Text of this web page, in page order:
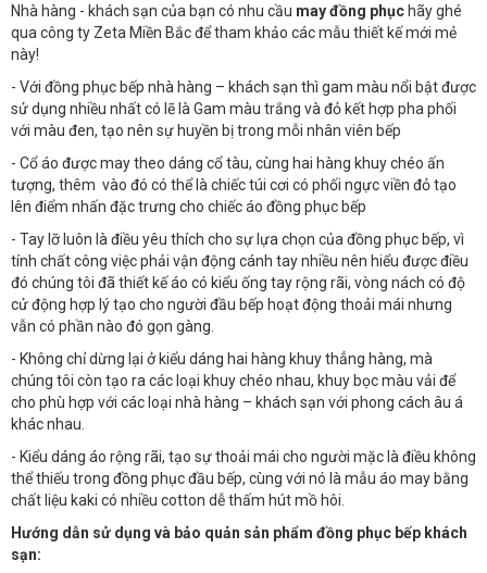
Nhà hàng - khách sạn của bạn có nhu cầu may đồng phục hãy ghé
qua công ty Zeta Miền Bắc để tham khảo các mẫu thiết kế mới mẻ
này!
- Với đồng phục bếp nhà hàng – khách sạn thì gam màu nổi bật được
sử dụng nhiều nhất có lẽ là Gam màu trắng và đỏ kết hợp pha phối
với màu đen, tạo nên sự huyền bị trong mỗi nhân viên bếp
- Cổ áo được may theo dáng cổ tàu, cùng hai hàng khuy chéo ấn
tượng, thêm vào đó có thể là chiếc túi cơi có phối ngực viền đỏ tạo
lên điểm nhấn đặc trưng cho chiếc áo đồng phục bếp
- Tay lỡ luôn là điều yêu thích cho sự lựa chọn của đồng phục bếp, vì
tính chất công việc phải vận động cánh tay nhiều nên hiểu được điều
đó chúng tôi đã thiết kế áo có kiểu ống tay rộng rãi, vòng nách có độ
cử động hợp lý tạo cho người đầu bếp hoạt động thoải mái nhưng
vẫn có phần nào đó gọn gàng.
- Không chỉ dừng lại ở kiểu dáng hai hàng khuy thẳng hàng, mà
chúng tôi còn tạo ra các loại khuy chéo nhau, khuy bọc màu vải để
cho phù hợp với các loại nhà hàng – khách sạn với phong cách âu á
khác nhau.
- Kiểu dáng áo rộng rãi, tạo sự thoải mái cho người mặc là điều không
thể thiếu trong đồng phục đầu bếp, cùng với nó là mẫu áo may bằng
chất liệu kaki có nhiều cotton dễ thấm hút mồ hôi.
Hướng dẫn sử dụng và bảo quản sản phẩm đồng phục bếp khách
sạn: